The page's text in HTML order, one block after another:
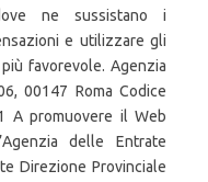
ne sussistano i
e utilizzare gli
favorevole. Agenzia
00147 Roma Codice
A promuovere il Web
delle Entrate
Direzione Provinciale